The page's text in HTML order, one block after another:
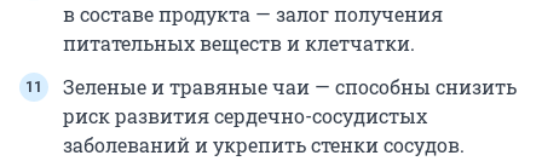
в составе продукта — залог получения
питательных веществ и клетчатки.
Зеленые и травяные чаи — способны снизить
риск развития сердечно-сосудистых
заболеваний и укрепить стенки сосудов.